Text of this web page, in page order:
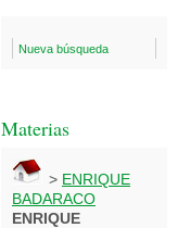
Nueva búsqueda
Materias
> ENRIQUE
BADARACO
ENRIQUE